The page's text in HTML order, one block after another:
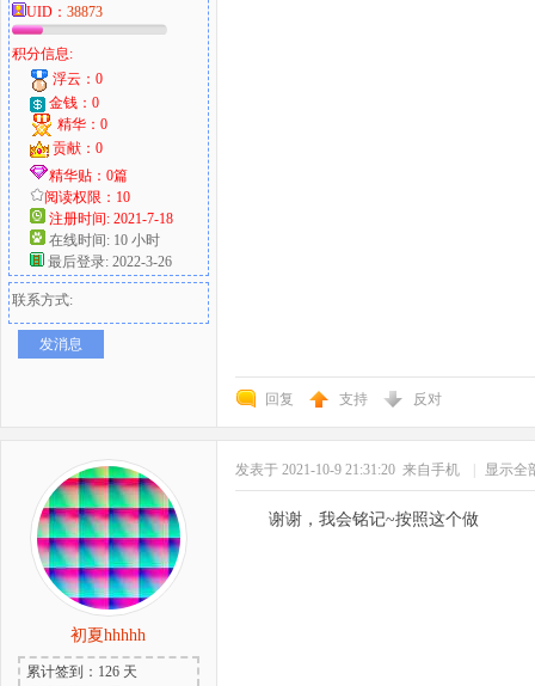
UID： 38873
积分信息:
浮云：0
金钱：0
精华：0
贡献：0
精华贴：0篇
阅读权限：10
注册时间: 2021-7-18
在线时间: 10 小时
最后登录: 2022-3-26
联系方式:
发消息
回复 支持 反对
初夏hhhhh
累计签到：126 天
发表于 2021-10-9 21:31:20 来自手机 显示全
谢谢，我会铭记~按照这个做